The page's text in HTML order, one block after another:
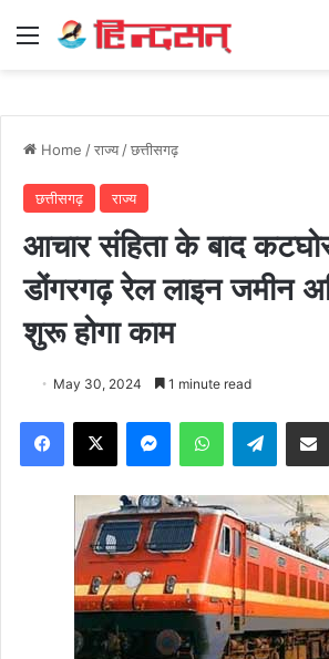
Menu
Home /राज्य /छत्तीसगढ़
छत्तीसगढ़ राज्य
आचार संहिता के बाद
डोंगरगढ़ रेल लाइन जमीन
शुरू होगा काम
May 30, 2024 1 minute read
Facebook
X MessengerWhatsAppTelegram